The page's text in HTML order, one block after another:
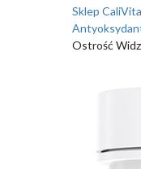
Sklep
Ostrość